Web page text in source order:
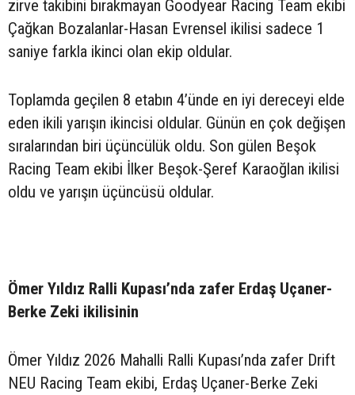
zirve takibini bırakmayan Goodyear Racing Team ekibi
Çağkan Bozalanlar-Hasan Evrensel ikilisi sadece 1
saniye farkla ikinci olan ekip oldular.
Toplamda geçilen 8 etabın 4’ünde en iyi dereceyi elde
eden ikili yarışın ikincisi oldular. Günün en çok değişen
sıralarından biri üçüncülük oldu. Son gülen Beşok
Racing Team ekibi İlker Beşok-Şeref Karaoğlan ikilisi
oldu ve yarışın üçüncüsü oldular.
Ömer Yıldız Ralli Kupası’nda zafer Erdaş Uçaner-
Berke Zeki ikilisinin
Ömer Yıldız 2026 Mahalli Ralli Kupası’nda zafer Drift
NEU Racing Team ekibi, Erdaş Uçaner-Berke Zeki